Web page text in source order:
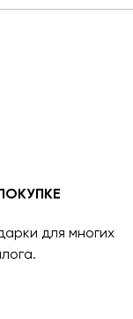
для многих